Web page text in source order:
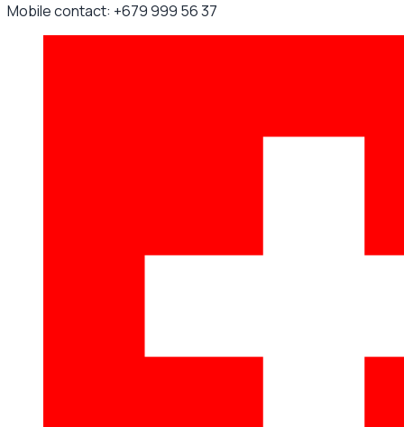
Mobile contact: +679 999 56 37